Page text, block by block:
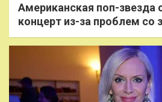
Американская поп-звезда
концерт из-за проблем со